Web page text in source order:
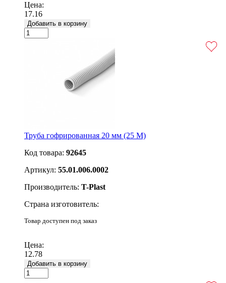
Цена:
17.16
Добавить в корзину
Труба гофрированная 20 мм (25 M)
Код товара: 92645
Артикул: 55.01.006.0002
Производитель: T-Plast
Страна изготовитель:
Товар доступен под заказ
Цена:
12.78
Добавить в корзину